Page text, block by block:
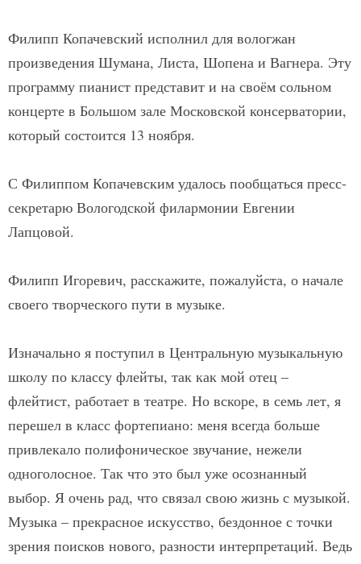
Филипп Копачевский исполнил для вологжан
произведения Шумана, Листа, Шопена и Вагнера. Эту
программу пианист представит и на своём сольном
концерте в Большом зале Московской консерватории,
который состоится 13 ноября.
С Филиппом Копачевским удалось пообщаться пресс-
секретарю Вологодской филармонии Евгении
Лапцовой.
Филипп Игоревич, расскажите, пожалуйста, о начале
своего творческого пути в музыке.
Изначально я поступил в Центральную музыкальную
школу по классу флейты, так как мой отец –
флейтист, работает в театре. Но вскоре, в семь лет, я
перешел в класс фортепиано: меня всегда больше
привлекало полифоническое звучание, нежели
одноголосное. Так что это был уже осознанный
выбор. Я очень рад, что связал свою жизнь с музыкой.
Музыка – прекрасное искусство, бездонное с точки
зрения поисков нового, разности интерпретаций. Ведь